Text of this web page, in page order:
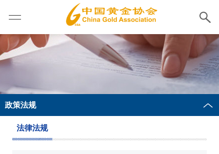
政策法规
法律法规